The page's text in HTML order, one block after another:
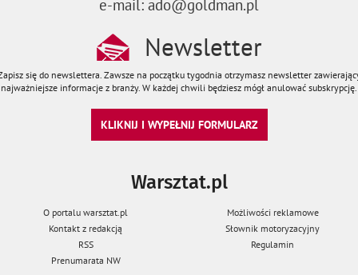
e-mail: ado@goldman.pl
Newsletter
się do newslettera. Zawsze na początku tygodnia otrzymasz newsletter
najważniejsze informacje z branży. W każdej chwili będziesz mógł anulować subskrypcję.
KLIKNIJ I WYPEŁNIJ FORMULARZ
Warsztat.pl
O portalu warsztat.pl
Możliwości reklamowe
Kontakt z redakcją
Słownik motoryzacyjny
RSS
Regulamin
Prenumarata NW